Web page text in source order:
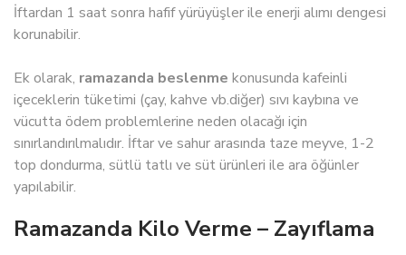
İftardan 1 saat sonra hafif yürüyüşler ile enerji alımı dengesi
korunabilir.
Ek olarak, ramazanda beslenme konusunda kafeinli
içeceklerin tüketimi (çay, kahve vb.diğer) sıvı kaybına ve
vücutta ödem problemlerine neden olacağı için
sınırlandırılmalıdır. İftar ve sahur arasında taze meyve, 1-2
top dondurma, sütlü tatlı ve süt ürünleri ile ara öğünler
yapılabilir.
Ramazanda Kilo Verme – Zayıflama